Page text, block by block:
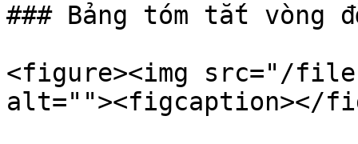
### Bảng tóm tắt vòng
<figure><img src="/files/
alt=""><figcaption></